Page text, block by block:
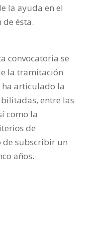
la ayuda en el
ésta.
convocatoria se
la tramitación
articulado la
entre las
como la
de
de subscribir un
años.